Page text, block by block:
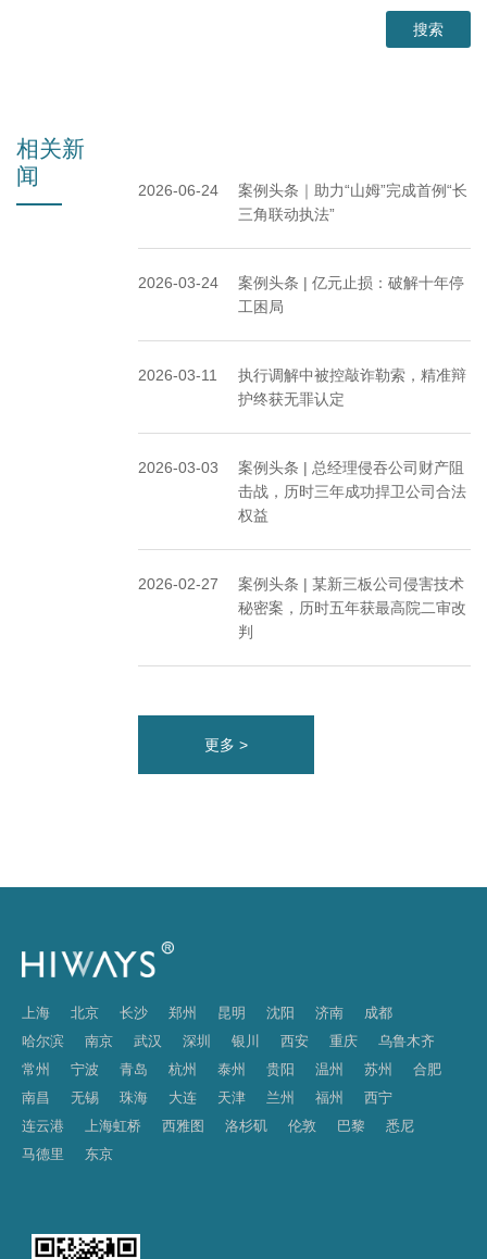
相关新
闻
2026-06-24
案例头条｜助力“山姆”完成首例“长
三角联动执法”
2026-03-24
案例头条 | 亿元止损：破解十年停
工困局
2026-03-11
执行调解中被控敲诈勒索，精准辩
护终获无罪认定
2026-03-03
案例头条 | 总经理侵吞公司财产阻
击战，历时三年成功捍卫公司合法
权益
2026-02-27
案例头条 | 某新三板公司侵害技术
秘密案，历时五年获最高院二审改
判
更多 >
上海 北京 长沙 郑州 昆明 沈阳 济南
成都
哈尔滨
南京 武汉 深圳 银川 西安 重庆
乌鲁木齐
常州
宁波 青岛 杭州 泰州 贵阳 温州 苏州
合肥
南昌
无锡 珠海 大连 天津 兰州 福州
西宁
连云港
上海虹桥 西雅图 洛杉矶 伦敦 巴黎
悉尼
马德里
东京